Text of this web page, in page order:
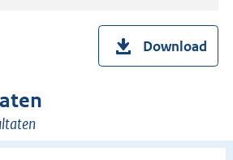
Download